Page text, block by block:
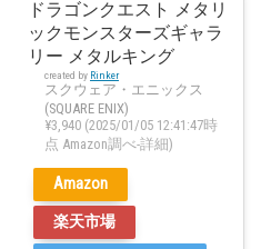
ドラゴンクエスト メタリ
ックモンスターズギャラ
リー メタルキング
created by Rinker
スクウェア・エニックス
(SQUARE ENIX)
¥3,940 (2025/01/05 12:41:47時
点 Amazon調べ-詳細)
Amazon
楽天市場